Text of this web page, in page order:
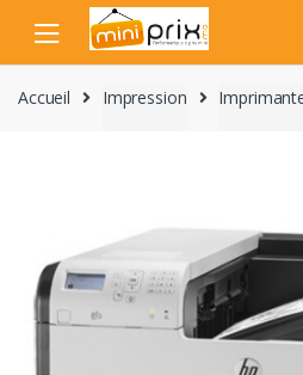
navigation
content
Accueil Impression